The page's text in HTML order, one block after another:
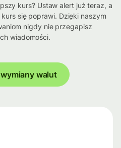
kurs? Ustaw alert już teraz, a
się poprawi. Dzięki naszym
nigdy nie przegapisz
wiadomości.
walut